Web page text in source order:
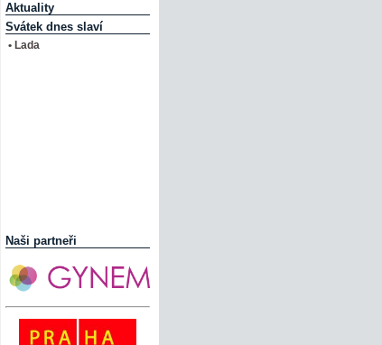
Aktuality
Svátek dnes slaví
• Lada
Naši partneři